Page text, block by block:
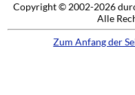
Copyright © 2002-2026
Alle
Zum Anfang der